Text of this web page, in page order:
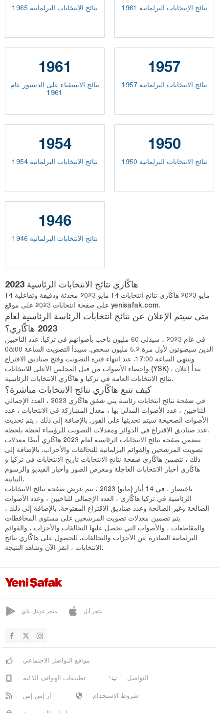
نتائج الإنتخابات البرلمانية 1965 نتائج الإنتخابات البرلمانية 1961
1961
نتائج الاستفتاء على الدستور عام
1961
1957
نتائج الانتخابات البرلمانية 1957
1954
نتائج الانتخابات البرلمانية 1954
1950
نتائج الانتخابات البرلمانية 1950
1946
نتائج الانتخابات البرلمانية 1946
هاكّاري نتائج الانتخابات الرئاسية 2023
14 مايو 2023 هاكّاري نتائج انتخابات 14 مايو 2023 محدثة ودقيقة وتفاعلية
على صفحة انتخابات 2023 على موقع yenisafak.com.
متى سيتم الإعلان عن نتائج انتخابات الرئاسة الرئاسية لعام
2023 هاكّاري؟
في عام 2023 ، سيدلي 60 مليون ناخب بأصواتهم في تركيا. عدد الناخبين
الذين سيصوتون لأول مرة 5.2 مليون شخص. سيبدأ التصويت الساعة 08:00
وينتهي الساعة 17:00. عند انتهاء فترة التصويت وفتح صناديق الاقتراع
وإحصاء الأصوات من قبل المجلس الأعلى للانتخابات (YSK) ، يبدأ إعلان
نتائج الانتخابات العامة في تركيا و هاكّاري الانتخابات الرئاسية.
كيف تتبع هاكّاري نتائج الانتخابات مباشرة؟
في صفحة نتائج انتخابات رئاسة يني شفق هاكّاري 2023 ، العدد الإجمالي
للناخبين ، عدد الأصوات المدلى بها ، معدل المشاركة في الانتخابات ، عدد
الأصوات الصحيحة سيتم تحديثها على الفور. بالإضافة إلى ذلك ، يتم تحديث
عدد صناديق الاقتراع في الدوائر ومعدلات التصويت للرؤساء لحظة بلحظة.
تتضمن صفحة نتائج الانتخابات الرئاسية لعام 2023 هاكّاري أيضًا معدلات
تصويت المرشحين والقوائم البرلمانية للتحالفات والأحزاب. بالإضافة إلى
ذلك ، تتضمن هاكّاري صفحة نتائج الانتخابات تاريخ الانتخابات في تركيا و
هاكّاري أخبار الانتخابات العاجلة ومعرض الصور وأخبار الفيديو والرسوم
البيانية.
باختصار ، في 14 أيار (مايو) 2023 ، يتم عرض صفحة نتائج الانتخابات
الرئاسية في تركيا هاكّاري ، العدد الإجمالي للناخبين ، وعدد الأصوات
الصالحة وغير الصالحة وعدد صناديق الاقتراع المفتوحة. بالإضافة إلى ذلك ،
يتم تضمين معدلات تصويت المرشحين على مستوى المحافظات
والمقاطعات ، والأصوات التي تحصل عليها التحالفات والأحزاب ، والقوائم
البرلمانية الصادرة عن الأحزاب والتحالفات. للحصول على هاكّاري نتائج
الانتخابات ، انقر الآن وشاهد النتيجة.
متجر غوغل بلاي متجر آبل
مواقع التواصل الاجتماعي
تطبيقات الهواتف الذكية التواصل
آر إس إس شروط الاستخدام